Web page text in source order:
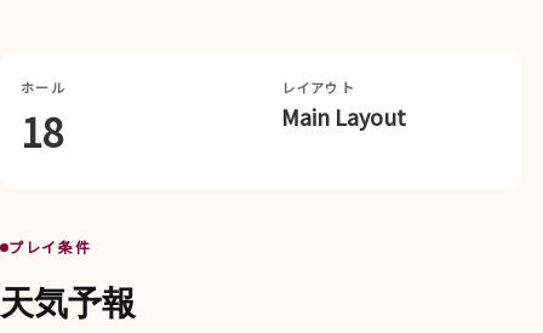
ホール
18
レイアウト
Main Layout
プレイ条件
天気予報